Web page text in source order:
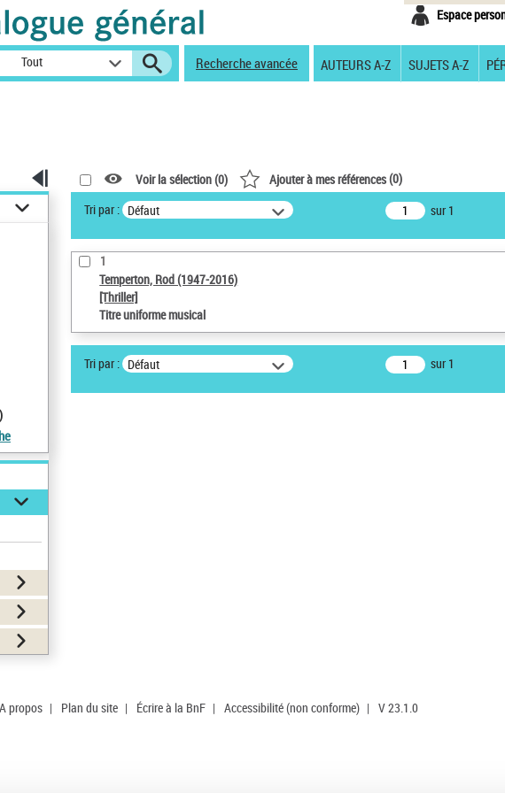
Espace
Tout Recherche avancée AUTEURS A-Z SUJETS A-Z
Voir la sélection (0) Ajouter à mes références(0)
Tri par : Défaut sur 1
1
Temperton, Rod (1947-2016)
[Thriller]
Titre uniforme musical
Tri par : Défaut sur 1
A propos | Plan du site | Écrire à la BnF | Accessibilité (non conforme) | V 23.1.0